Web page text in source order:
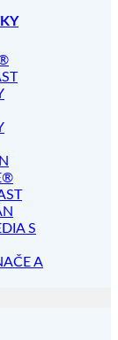
S
A